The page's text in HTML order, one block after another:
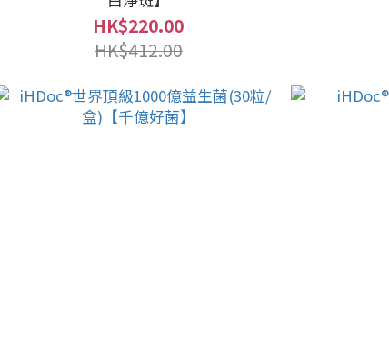
HK$220.00
HK$412.00